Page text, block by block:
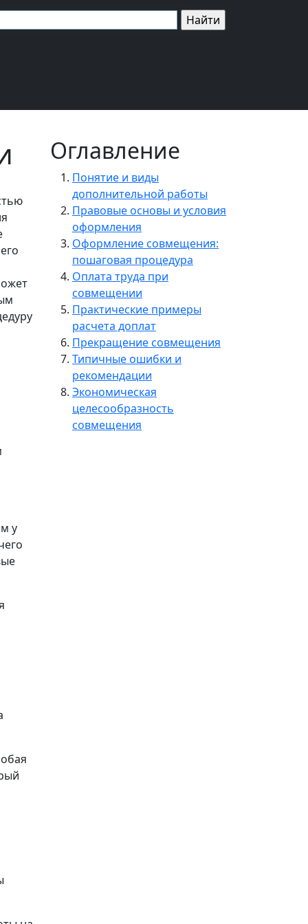
у
Оглавление
Понятие и виды
дополнительной работы
Правовые основы и условия
оформления
Оформление совмещения:
пошаговая процедура
Оплата труда при
совмещении
Практические примеры
расчета доплат
Прекращение совмещения
Типичные ошибки и
рекомендации
Экономическая
целесообразность
совмещения